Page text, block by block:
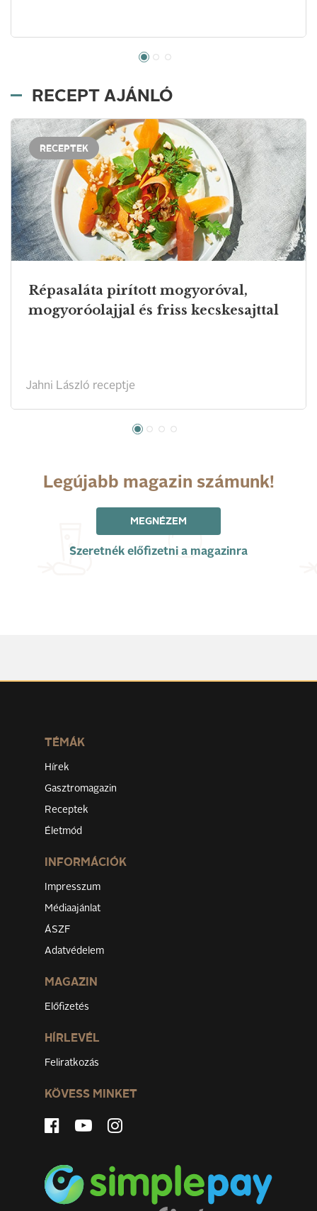
RECEPT AJÁNLÓ
RECEPTEK
Répasaláta pirított mogyoróval,
mogyoróolajjal és friss kecskesajttal
Jahni László receptje
Legújabb magazin számunk!
MEGNÉZEM
Szeretnék előfizetni a magazinra
TÉMÁK
Hírek
Gasztromagazin
Receptek
Életmód
INFORMÁCIÓK
Impresszum
Médiaajánlat
ÁSZF
Adatvédelem
MAGAZIN
Előfizetés
HÍRLEVÉL
Feliratkozás
KÖVESS MINKET